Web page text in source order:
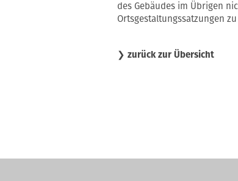
des Gebäudes im Übrigen
Ortsgestaltungssatzungen
❯ zurück zur Übersicht